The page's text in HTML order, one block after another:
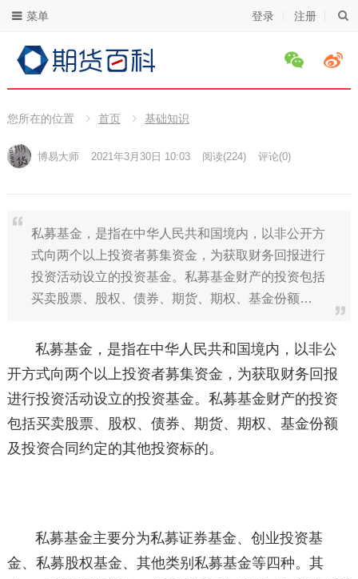
登录 注册
菜单
您所在的位置 首页 基础知识
博易大师 2021年3月30日 10:03 阅读(224) 评论(0)
私募基金，是指在中华人民共和国境内，以非公开方
式向两个以上投资者募集资金，为获取财务回报进行
投资活动设立的投资基金。私募基金财产的投资包括
买卖股票、股权、债券、期货、期权、基金份额…
私募基金，是指在中华人民共和国境内，以非公
开方式向两个以上投资者募集资金，为获取财务回报
进行投资活动设立的投资基金。私募基金财产的投资
包括买卖股票、股权、债券、期货、期权、基金份额
及投资合同约定的其他投资标的。
私募基金主要分为私募证券基金、创业投资基
金、私募股权基金、其他类别私募基金等四种。其